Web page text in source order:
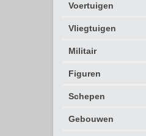
Voertuigen
Vliegtuigen
Militair
Figuren
Schepen
Gebouwen